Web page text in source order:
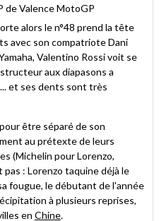
alors le n°48 prend la tête
avec son compatriote Dani
Valentino Rossi voit se
aux diapasons a
et ses dents sont très
être séparé de son
au prétexte de leurs
(Michelin pour Lorenzo,
: Lorenzo taquine déjà le
fougue, le débutant de l'année
à plusieurs reprises,
en Chine.